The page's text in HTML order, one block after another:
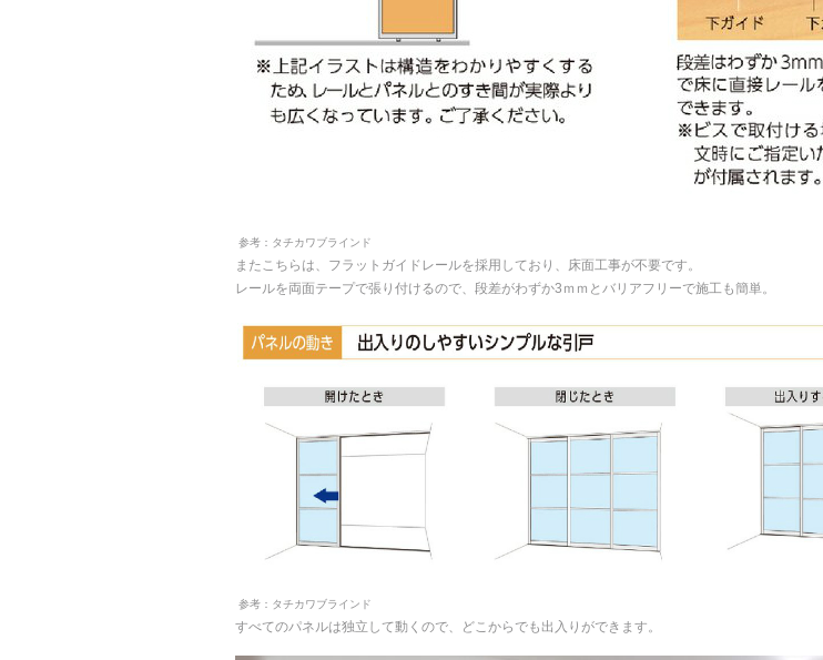
参考：タチカワブラインド
またこちらは、フラットガイドレールを採用しており、床面工事が不要です。
レールを両面テープで張り付けるので、段差がわずか3ｍｍとバリアフリーで施工も簡単。
参考：タチカワブラインド
すべてのパネルは独立して動くので、どこからでも出入りができます。